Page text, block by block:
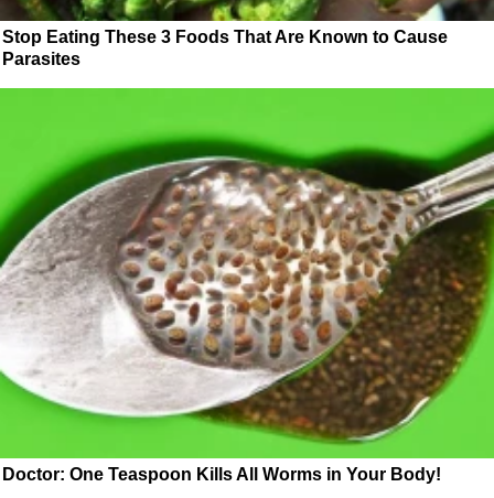
Stop Eating These 3 Foods That Are Known to Cause
Parasites
Doctor: One Teaspoon Kills All Worms in Your Body!